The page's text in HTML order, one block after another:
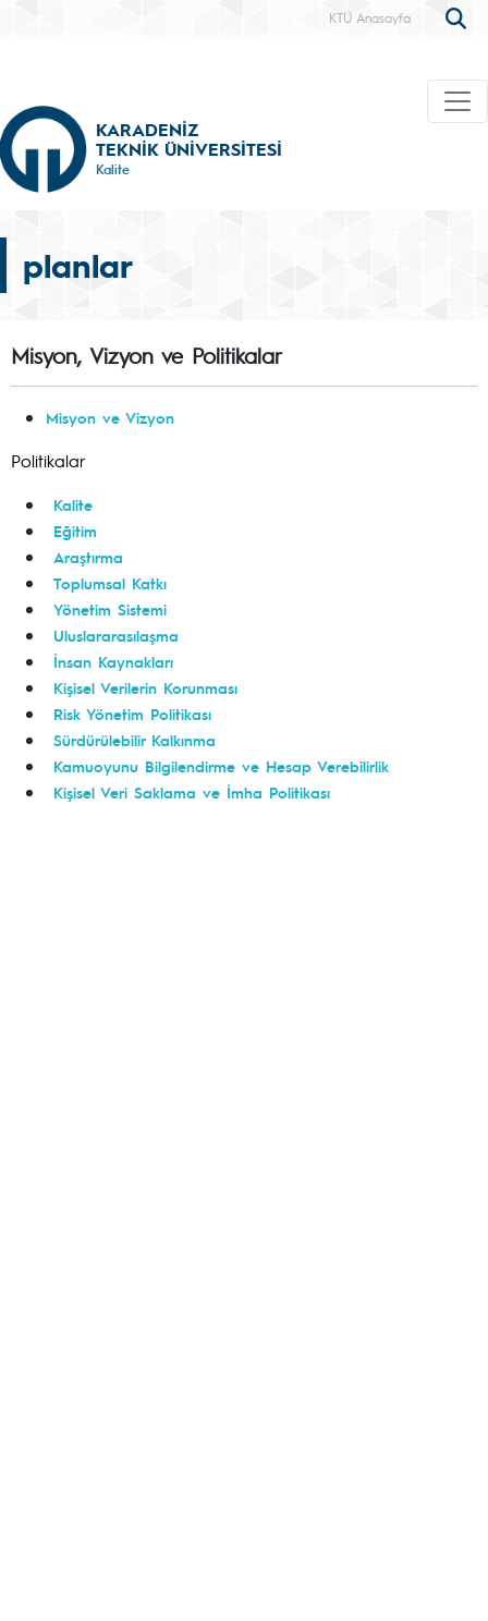
KTÜ Anasayfa
KARADENİZ
TEKNİK ÜNİVERSİTESİ
Kalite
planlar
Misyon, Vizyon ve Politikalar
Misyon ve Vizyon
Politikalar
Kalite
Eğitim
Araştırma
Toplumsal Katkı
Yönetim Sistemi
Uluslararasılaşma
İnsan Kaynakları
Kişisel Verilerin Korunması
Risk Yönetim Politikası
Sürdürülebilir Kalkınma
Kamuoyunu Bilgilendirme ve Hesap Verebilirlik
Kişisel Veri Saklama ve İmha Politikası